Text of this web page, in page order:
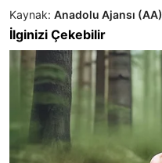
Kaynak: Anadolu Ajansı (AA)